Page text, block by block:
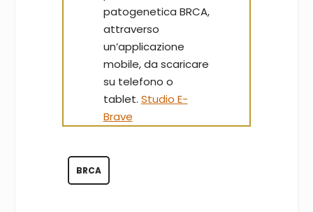
patogenetica BRCA,
attraverso
un’applicazione
mobile, da scaricare
su telefono o
tablet. Studio E-
Brave
BRCA